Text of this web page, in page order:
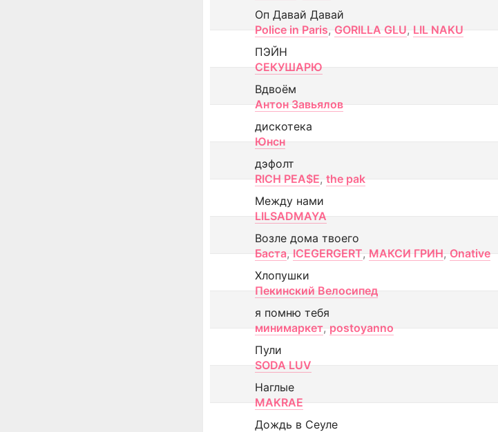
Оп Давай Давай
Police in Paris, GORILLA GLU, LIL NAKU
ПЭЙН
СЕКУШАРЮ
Вдвоём
Антон Завьялов
дискотека
Юнсн
дэфолт
RICH PEA$E, the pak
Между нами
LILSADMAYA
Возле дома твоего
Баста, ICEGERGERT, МАКСИ ГРИН, Onative
Хлопушки
Пекинский Велосипед
я помню тебя
минимаркет, postoyanno
Пули
SODA LUV
Наглые
MAKRAE
Дождь в Сеуле